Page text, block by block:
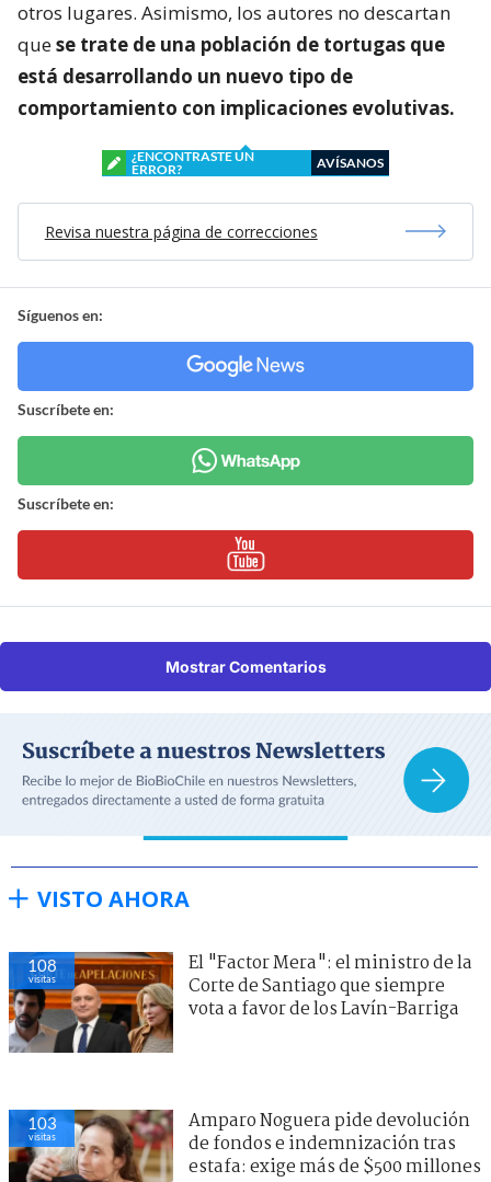
otros lugares. Asimismo, los autores no descartan
quese trate de una población de tortugas que
está desarrollando un nuevo tipo de
comportamiento con implicaciones evolutivas.
¿ENCONTRASTE UN
ERROR?
AVÍSANOS
Revisa nuestra página de correcciones
Síguenos en:
Suscríbete en:
Suscríbete en:
Mostrar Comentarios
VISTO AHORA
108
visitas
El "Factor Mera": el ministro de la
Corte de Santiago que siempre
vota a favor de los Lavín-Barriga
103
visitas
Amparo Noguera pide devolución
de fondos e indemnización tras
estafa: exige más de $500 millones